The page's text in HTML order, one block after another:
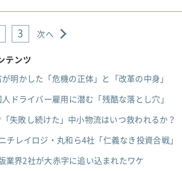
3 次へ
テンツ
明かした「危機の正体」と「改革の中身」
ドライバー雇用に潜む「残酷な落とし穴」
失敗し続けた」中小物流はいつ救われるか？
チレイロジ・丸和ら4社「仁義なき投資合戦」
業界2社が大赤字に追い込まれたワケ